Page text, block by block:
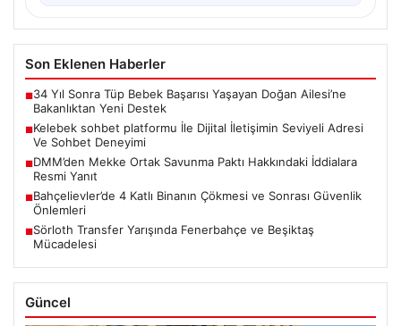
Son Eklenen Haberler
■34 Yıl Sonra Tüp Bebek Başarısı Yaşayan Doğan Ailesi’ne
Bakanlıktan Yeni Destek
■Kelebek sohbet platformu İle Dijital İletişimin Seviyeli Adresi
Ve Sohbet Deneyimi
■DMM’den Mekke Ortak Savunma Paktı Hakkındaki İddialara
Resmi Yanıt
■Bahçelievler’de 4 Katlı Binanın Çökmesi ve Sonrası Güvenlik
Önlemleri
■Sörloth Transfer Yarışında Fenerbahçe ve Beşiktaş
Mücadelesi
Güncel